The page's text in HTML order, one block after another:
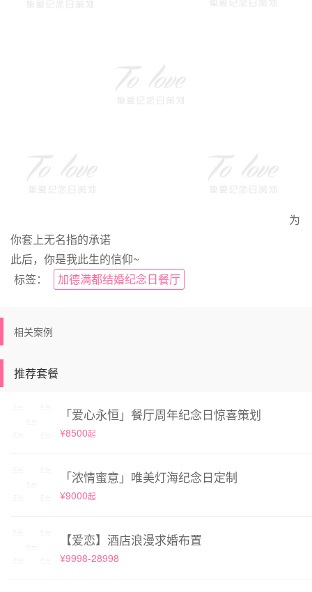
为
你套上无名指的承诺
此后，你是我此生的信仰~
标签：
加德满都结婚纪念日餐厅
相关案例
推荐套餐
「爱心永恒」餐厅周年纪念日惊喜策划
¥8500起
「浓情蜜意」唯美灯海纪念日定制
¥9000起
【爱恋】酒店浪漫求婚布置
¥9998-28998